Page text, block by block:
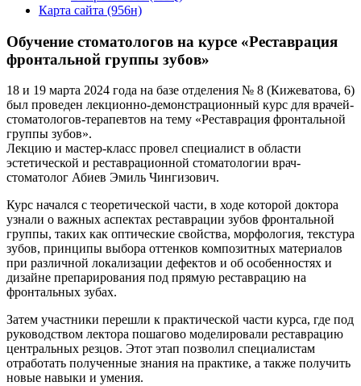
Карта сайта (956н)
Обучение стоматологов на курсе «Реставрация
фронтальной группы зубов»
18 и 19 марта 2024 года на базе отделения № 8 (Кижеватова, 6)
был проведен лекционно-демонстрационный курс для врачей-
стоматологов-терапевтов на тему «Реставрация фронтальной
группы зубов».
Лекцию и мастер-класс провел специалист в области
эстетической и реставрационной стоматологии врач-
стоматолог Абиев Эмиль Чингизович.
Курс начался с теоретической части, в ходе которой доктора
узнали о важных аспектах реставрации зубов фронтальной
группы, таких как оптические свойства, морфология, текстура
зубов, принципы выбора оттенков композитных материалов
при различной локализации дефектов и об особенностях и
дизайне препарирования под прямую реставрацию на
фронтальных зубах.
Затем участники перешли к практической части курса, где под
руководством лектора пошагово моделировали реставрацию
центральных резцов. Этот этап позволил специалистам
отработать полученные знания на практике, а также получить
новые навыки и умения.